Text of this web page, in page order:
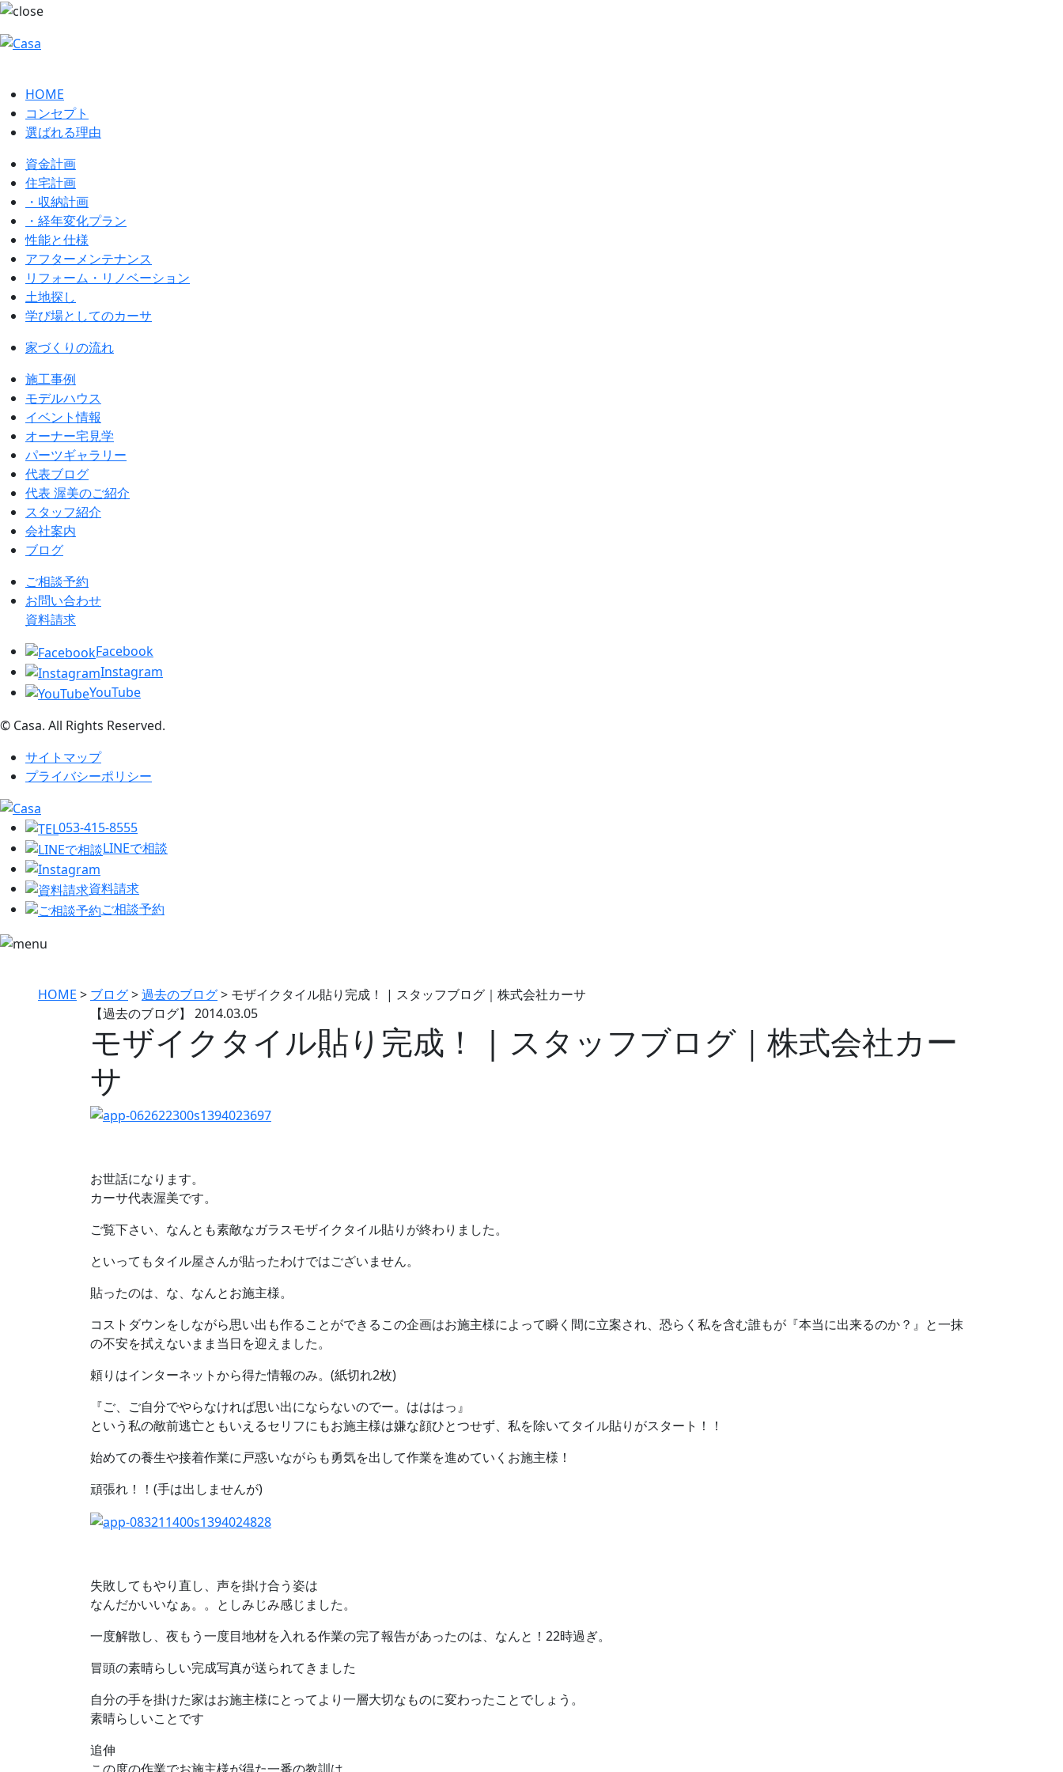
HOME
コンセプト
選ばれる理由
資金計画
住宅計画
・収納計画
・経年変化プラン
性能と仕様
アフターメンテナンス
リフォーム・リノベーション
土地探し
学び場としてのカーサ
家づくりの流れ
施工事例
モデルハウス
イベント情報
オーナー宅見学
パーツギャラリー
代表ブログ
代表 渥美のご紹介
スタッフ紹介
会社案内
ブログ
ご相談予約
お問い合わせ
資料請求
Facebook
Instagram
YouTube
© Casa. All Rights Reserved.
サイトマップ
プライバシーポリシー
053-415-8555
LINEで相談
資料請求
ご相談予約
HOME > ブログ>過去のブログ> モザイクタイル貼り完成！ | スタッフブログ｜株式会社カーサ
【過去のブログ】 2014.03.05
モザイクタイル貼り完成！ | スタッフブログ｜株式会社カー
サ
お世話になります。
カーサ代表渥美です。
ご覧下さい、なんとも素敵なガラスモザイクタイル貼りが終わりました。
といってもタイル屋さんが貼ったわけではございません。
貼ったのは、な、なんとお施主様。
コストダウンをしながら思い出も作ることができるこの企画はお施主様によって瞬く間に立案され、恐らく私を含む誰もが『本当に出来るのか？』と一抹
の不安を拭えないまま当日を迎えました。
頼りはインターネットから得た情報のみ。(紙切れ2枚)
『ご、ご自分でやらなければ思い出にならないのでー。はははっ』
という私の敵前逃亡ともいえるセリフにもお施主様は嫌な顔ひとつせず、私を除いてタイル貼りがスタート！！
始めての養生や接着作業に戸惑いながらも勇気を出して作業を進めていくお施主様！
頑張れ！！(手は出しませんが)
失敗してもやり直し、声を掛け合う姿は
なんだかいいなぁ。。としみじみ感じました。
一度解散し、夜もう一度目地材を入れる作業の完了報告があったのは、なんと！22時過ぎ。
冒頭の素晴らしい完成写真が送られてきました
自分の手を掛けた家はお施主様にとってより一層大切なものに変わったことでしょう。
素晴らしいことです
追伸